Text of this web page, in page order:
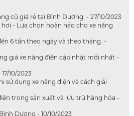
cũ giá rẻ tại Bình Dương. - 27/10/2023
- Lựa chọn hoàn hảo cho xe nâng
6 tấn theo ngày và theo tháng. -
giá xe nâng điện cập nhật mới nhất -
10/2023
sử dụng xe nâng điện và cách giải
trong sản xuất và lưu trữ hàng hóa -
Dương - 10/10/2023